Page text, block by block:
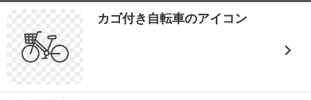
カゴ付き自転車のアイコン